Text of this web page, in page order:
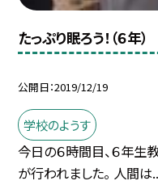
たっぷり眠ろう！（６年）
公開日 2019/12/19
学校のようす
今日の６時間目、６年生
が行われました。 人間は